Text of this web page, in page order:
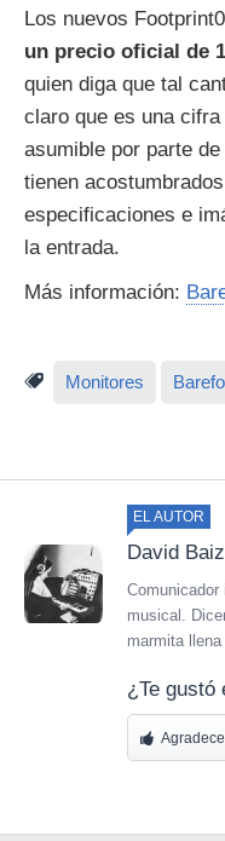
Los nuevos
un precio oficial de
quien diga que tal
claro que es una
asumible por parte
tienen
especificaciones e
la entrada.
Más información:
Monitores
EL AUTOR
David
musical.
marmita
¿Te gustó